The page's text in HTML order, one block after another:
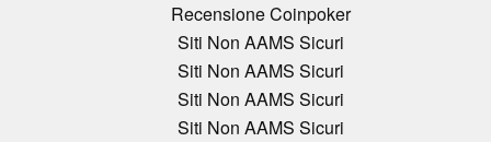
Recensione Coinpoker
Siti Non AAMS Sicuri
Siti Non AAMS Sicuri
Siti Non AAMS Sicuri
Siti Non AAMS Sicuri